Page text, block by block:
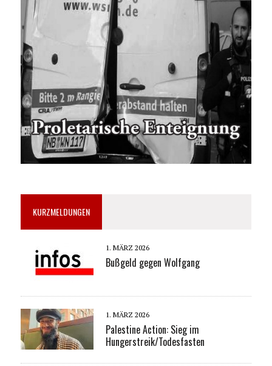
KURZMELDUNGEN
1. MÄRZ 2026
Bußgeld gegen Wolfgang
1. MÄRZ 2026
Palestine Action: Sieg im
Hungerstreik/Todesfasten